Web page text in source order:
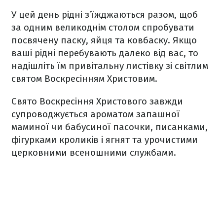
У цей день рідні з’їжджаються разом, щоб
за одним великоднім столом спробувати
посвячену паску, яйця та ковбаску. Якщо
ваші рідні перебувають далеко від вас, то
надішліть їм привітальну листівку зі світлим
святом Воскресінням Христовим.
Свято Воскресіння Христового завжди
супроводжується ароматом запашної
маминої чи бабусиної пасочки, писанками,
фігурками кроликів і ягнят та урочистими
церковними всеношними службами.